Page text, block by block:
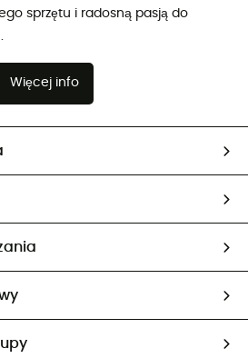
sprzętu i radosną pasją do
Więcej info